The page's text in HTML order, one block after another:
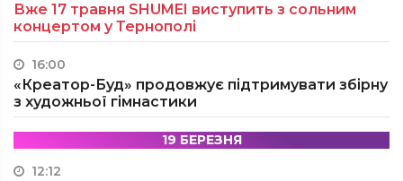
Вже 17 травня SHUMEI виступить з сольним
концертом у Тернополі
16:00
«Креатор-Буд» продовжує підтримувати збірну
з художньої гімнастики
19 БЕРЕЗНЯ
12:12